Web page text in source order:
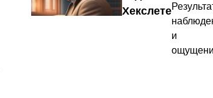
Хекслете
и